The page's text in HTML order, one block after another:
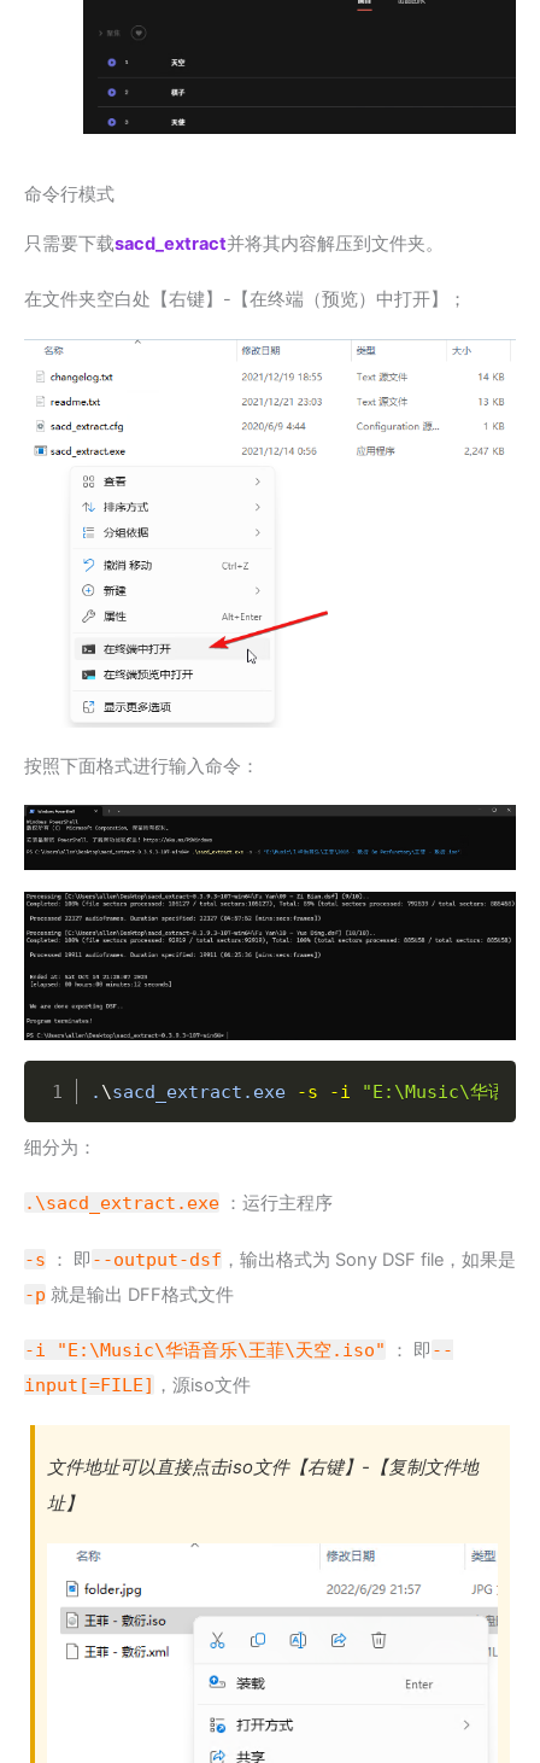
命令行模式
只需要下载sacd_extract并将其内容解压到文件夹。
在文件夹空白处【右键】-【在终端（预览）中打开】；
按照下面格式进行输入命令：
. \sacd_extract.exe -s -i "E:\Music\华语音
Copy
细分为：
.\sacd_extract.exe ：运行主程序
-s ： 即 --output-dsf ，输出格式为 Sony DSF file，如果是
-p 就是输出 DFF格式文件
-i "E:\Music\华语音乐\王菲\天空.iso" ： 即 --
input[=FILE] ，源iso文件
文件地址可以直接点击iso文件【右键】-【复制文件地
址】